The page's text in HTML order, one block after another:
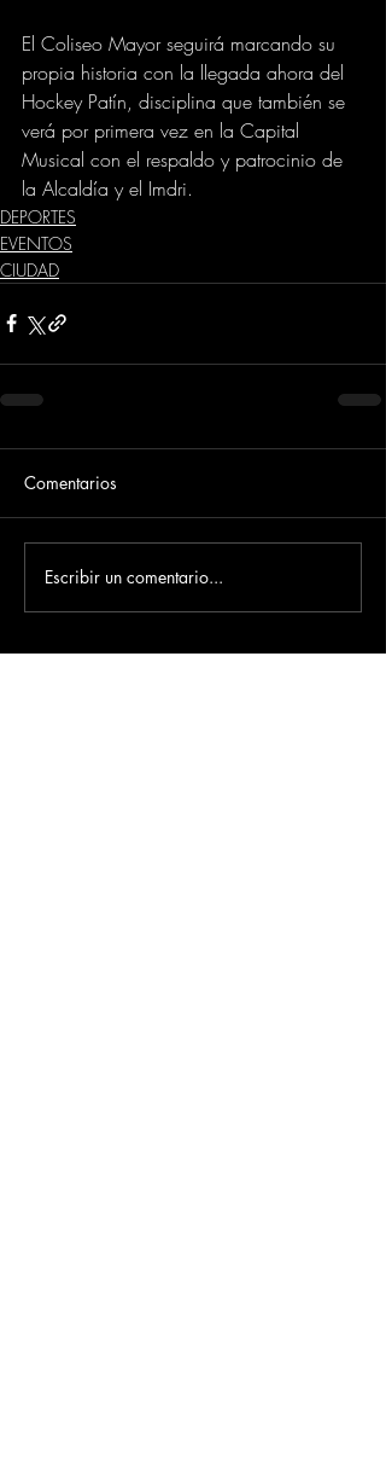
El Coliseo Mayor seguirá marcando su
propia historia con la llegada ahora del
Hockey Patín, disciplina que también se
verá por primera vez en la Capital
Musical con el respaldo y patrocinio de
la Alcaldía y el Imdri.
DEPORTES
EVENTOS
CIUDAD
Comentarios
Escribir un comentario...